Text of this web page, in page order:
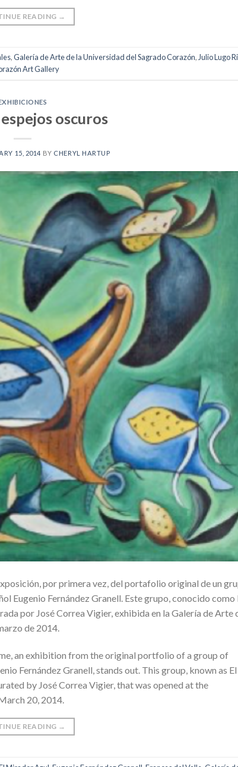
READING →
,Galería de Arte de la Universidad del Sagrado Corazón,Julio Lugo
Art Gallery
oscuros
15, 2014 BY CHERYL HARTUP
por primera vez, del portafolio original de un
Eugenio Fernández Granell. Este grupo, conocido como
por José Correa Vigier, exhibida en la Galería de Arte
de 2014.
an exhibition from the original portfolio of a group of
Fernández Granell, stands out. This group, known as El
by José Correa Vigier, that was opened at the
20, 2014.
READING →